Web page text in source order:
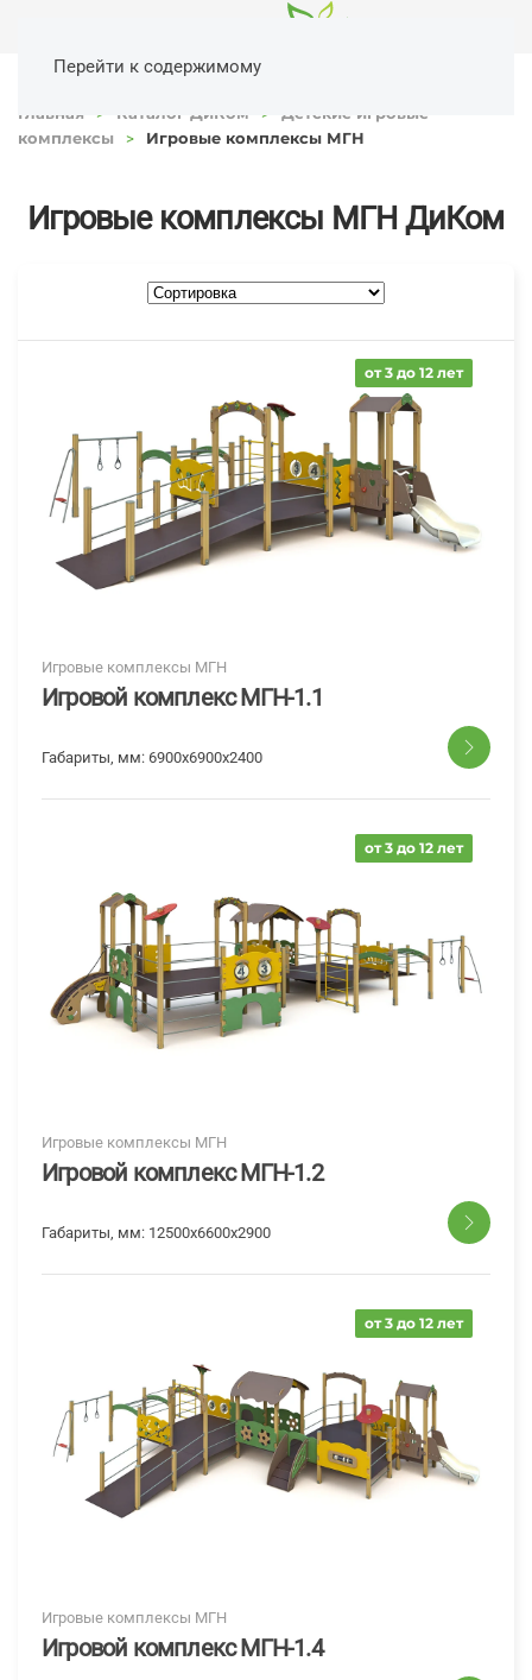
Перейти к содержимому
Главная Каталог ДиКом
Детские игровые
комплексы
Игровые комплексы МГН
Игровые комплексы МГН ДиКом
от 3 до 12 лет
Игровые комплексы МГН
Игровой комплекс МГН-1.1
Габариты, мм: 6900x6900x2400
от 3 до 12 лет
Игровые комплексы МГН
Игровой комплекс МГН-1.2
Габариты, мм: 12500x6600x2900
от 3 до 12 лет
Игровые комплексы МГН
Игровой комплекс МГН-1.4